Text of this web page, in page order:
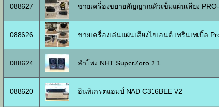
088627 ขายเครื่องขยายสัญญาณหัวเข็มแผ่นเสียง
088626 ขายเครื่องเล่นแผ่นเสียงไฮเอนด์ เทรินเทเบิ้ล
088624 ลำโพง NHT SuperZero 2.1
088620 อินทิเกรตแอมป์ NAD C316BEE V2